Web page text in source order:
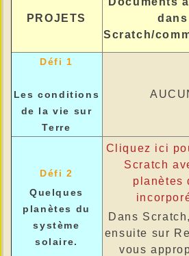
PROJETS
dans
Scratch/
Défi 1
Les conditions
de la vie sur
Terre
Défi 2
Quelques
planètes du
système
solaire.
Cliquez ici
Scratch
planètes
Dans
ensuite sur
vous